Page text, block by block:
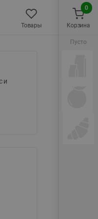
Товары
и
Корзина
0
Пусто